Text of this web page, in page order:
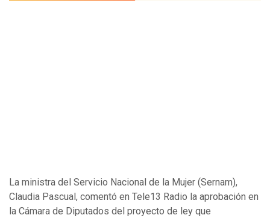
La ministra del Servicio Nacional de la Mujer (Sernam),
Claudia Pascual, comentó en Tele13 Radio la aprobación en
la Cámara de Diputados del proyecto de ley que